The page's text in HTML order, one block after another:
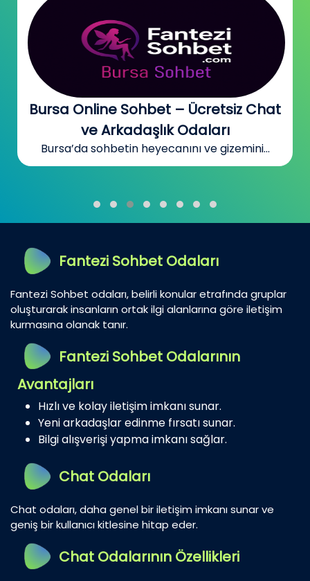
Bursa Online Sohbet – Ücretsiz Chat
ve Arkadaşlık Odaları
Bursa’da sohbetin heyecanını ve gizemini...
Fantezi Sohbet Odaları
Fantezi Sohbet odaları, belirli konular etrafında gruplar
oluşturarak insanların ortak ilgi alanlarına göre iletişim
kurmasına olanak tanır.
Fantezi Sohbet Odalarının
Avantajları
Hızlı ve kolay iletişim imkanı sunar.
Yeni arkadaşlar edinme fırsatı sunar.
Bilgi alışverişi yapma imkanı sağlar.
Chat Odaları
Chat odaları, daha genel bir iletişim imkanı sunar ve
geniş bir kullanıcı kitlesine hitap eder.
Chat Odalarının Özellikleri